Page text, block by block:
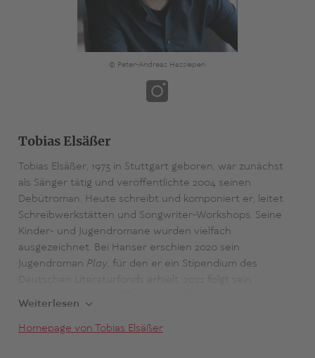
© Peter-Andreas Hassiepen
Tobias Elsäßer
Tobias Elsäßer, 1973 in Stuttgart geboren, war zunächst
als Sänger tätig und veröffentlichte 2004 seinen
Debütroman. Heute schreibt und komponiert er, leitet
Schreibwerkstätten und Songwriter-Workshops. Seine
Kinder- und Jugendromane wurden vielfach
ausgezeichnet. Bei Hanser erschien 2020 sein
Jugendroman Play, für den er ein Stipendium des
Kinderbuch
Stuttgart.
Weiterlesen
Homepage von Tobias Elsäßer